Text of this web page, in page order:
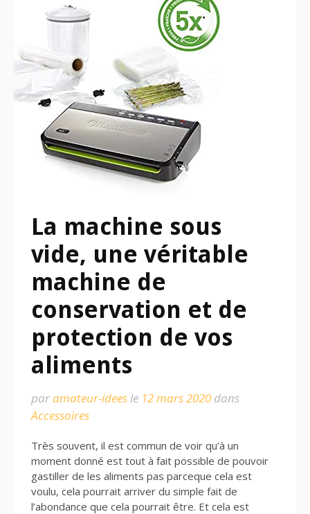
La machine sous
vide, une véritable
machine de
conservation et de
protection de vos
aliments
paramateur-ideesle 12 mars 2020 dans
Accessoires
Très souvent, il est commun de voir qu’à un
moment donné est tout à fait possible de pouvoir
gastiller de les aliments pas parceque cela est
voulu, cela pourrait arriver du simple fait de
l’abondance que cela pourrait être. Et cela est